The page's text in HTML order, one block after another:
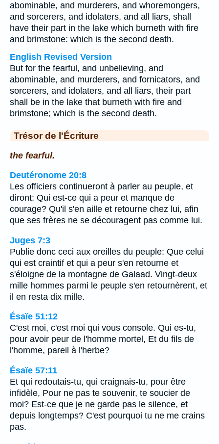
abominable, and murderers, and whoremongers,
and sorcerers, and idolaters, and all liars, shall
have their part in the lake which burneth with fire
and brimstone: which is the second death.
English Revised Version
But for the fearful, and unbelieving, and
abominable, and murderers, and fornicators, and
sorcerers, and idolaters, and all liars, their part
shall be in the lake that burneth with fire and
brimstone; which is the second death.
Trésor de l'Écriture
the fearful.
Deutéronome 20:8
Les officiers continueront à parler au peuple, et
diront: Qui est-ce qui a peur et manque de
courage? Qu'il s'en aille et retourne chez lui, afin
que ses frères ne se découragent pas comme lui.
Juges 7:3
Publie donc ceci aux oreilles du peuple: Que celui
qui est craintif et qui a peur s'en retourne et
s'éloigne de la montagne de Galaad. Vingt-deux
mille hommes parmi le peuple s'en retournèrent, et
il en resta dix mille.
Ésaïe 51:12
C'est moi, c'est moi qui vous console. Qui es-tu,
pour avoir peur de l'homme mortel, Et du fils de
l'homme, pareil à l'herbe?
Ésaïe 57:11
Et qui redoutais-tu, qui craignais-tu, pour être
infidèle, Pour ne pas te souvenir, te soucier de
moi? Est-ce que je ne garde pas le silence, et
depuis longtemps? C'est pourquoi tu ne me crains
pas.